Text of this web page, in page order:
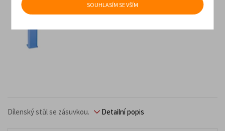
Dílenský stůl se zásuvkou. Detailní popis
SOUHLASÍM SE VŠÍM